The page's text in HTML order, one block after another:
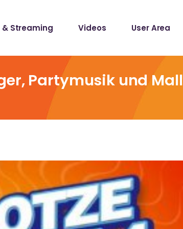
& Streaming Videos User Area
Partymusik und